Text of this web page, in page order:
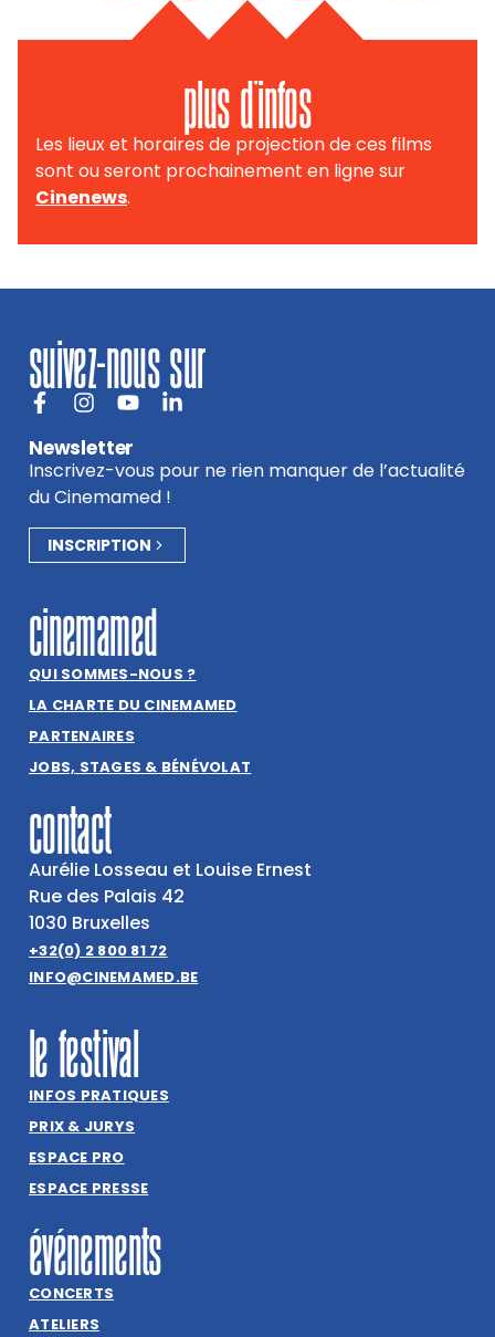
plus d'infos
Les lieux et horaires de projection de ces films
sont ou seront prochainement en ligne sur
Cinenews.
suivez-nous sur
Newsletter
Inscrivez-vous pour ne rien manquer de l’actualité
du Cinemamed !
INSCRIPTION
cinemamed
QUI SOMMES-NOUS ?
LA CHARTE DU CINEMAMED
PARTENAIRES
JOBS, STAGES & BÉNÉVOLAT
contact
Aurélie Losseau et Louise Ernest
Rue des Palais 42
1030 Bruxelles
+32(0) 2 800 81 72
INFO@CINEMAMED.BE
le festival
INFOS PRATIQUES
PRIX & JURYS
ESPACE PRO
ESPACE PRESSE
événements
CONCERTS
ATELIERS